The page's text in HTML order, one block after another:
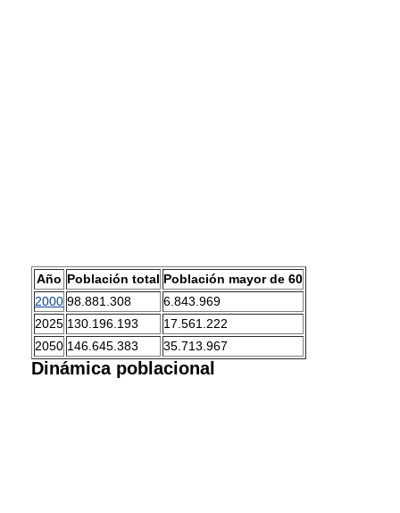
Año Población total Población mayor de 60
2000 98.881.308
6.843.969
2025 130.196.193
17.561.222
2050 146.645.383 35.713.967
Dinámica poblacional